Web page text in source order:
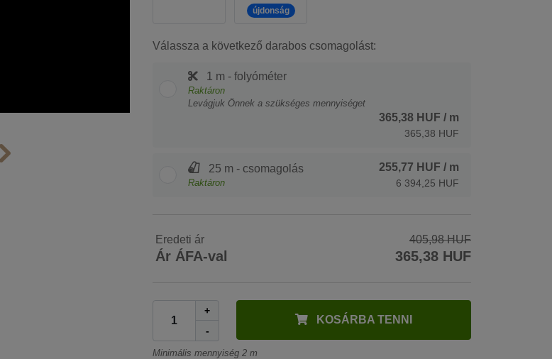
újdonság
Válassza a következő darabos csomagolást:
1 m - folyóméter
Raktáron
Levágjuk Önnek a szükséges mennyiséget
365,38 HUF / m
365,38 HUF
25 m - csomagolás
Raktáron
255,77 HUF / m
6 394,25 HUF
Eredeti ár 405,98 HUF
Ár ÁFA-val 365,38 HUF
+
-
KOSÁRBA TENNI
Minimális mennyiség 2 m